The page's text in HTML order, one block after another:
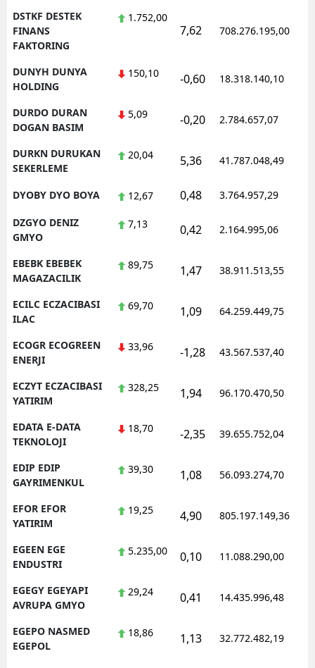
DSTKF DESTEK
FINANS
FAKTORING
1.752,00
7,62 708.276.195,00
DUNYH DUNYA
HOLDING
150,10 -0,60 18.318.140,10
DURDO DURAN
DOGAN BASIM
5,09 -0,20 2.784.657,07
DURKN DURUKAN
SEKERLEME
20,04 5,36 41.787.048,49
DYOBY DYO BOYA 12,67 0,48 3.764.957,29
DZGYO DENIZ
GMYO
7,13 0,42 2.164.995,06
EBEBK EBEBEK
MAGAZACILIK
89,75 1,47 38.911.513,55
ECILC ECZACIBASI
ILAC
69,70 1,09 64.259.449,75
ECOGR ECOGREEN
ENERJI
33,96 -1,28 43.567.537,40
ECZYT ECZACIBASI
YATIRIM
328,25 1,94 96.170.470,50
EDATA E-DATA
TEKNOLOJI
18,70 -2,35 39.655.752,04
EDIP EDIP
GAYRIMENKUL
39,30 1,08 56.093.274,70
EFOR EFOR
YATIRIM
19,25 4,90 805.197.149,36
EGEEN EGE
ENDUSTRI
5.235,00 0,10 11.088.290,00
EGEGY EGEYAPI
AVRUPA GMYO
29,24 0,41 14.435.996,48
EGEPO NASMED
EGEPOL
18,86 1,13 32.772.482,19